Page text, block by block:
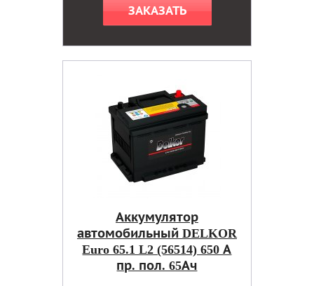
ЗАКАЗАТЬ
Аккумулятор
автомобильный DELKOR
Euro 65.1 L2 (56514) 650 А
пр. пол. 65Ач